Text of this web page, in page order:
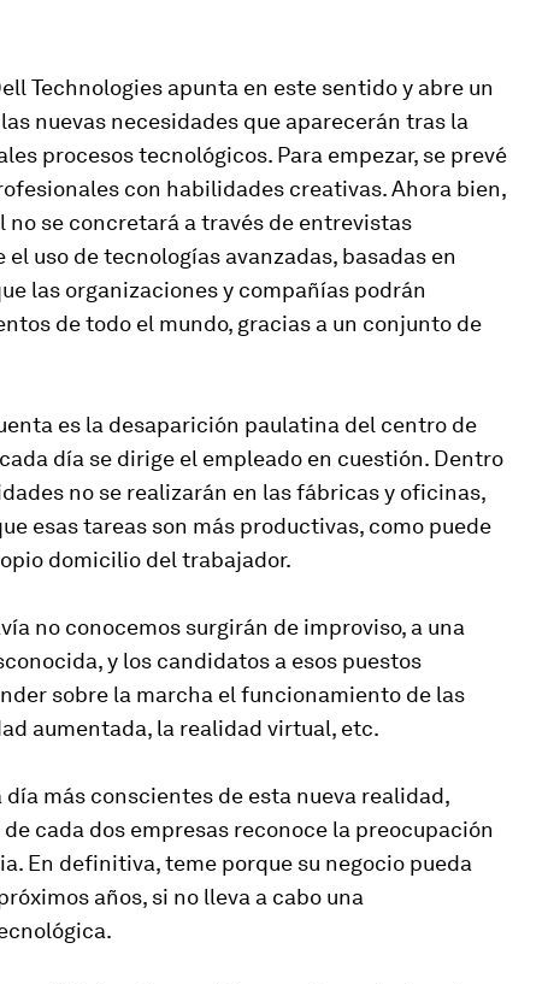
Technologies apunta en este sentido y abre un
nuevas necesidades que aparecerán tras la
procesos tecnológicos. Para empezar, se prevé
con habilidades creativas. Ahora bien,
se concretará a través de entrevistas
uso de tecnologías avanzadas, basadas en
las organizaciones y compañías podrán
de todo el mundo, gracias a un conjunto de
es la desaparición paulatina del centro de
día se dirige el empleado en cuestión. Dentro
no se realizarán en las fábricas y oficinas,
esas tareas son más productivas, como puede
domicilio del trabajador.
no conocemos surgirán de improviso, a una
y los candidatos a esos puestos
sobre la marcha el funcionamiento de las
aumentada, la realidad virtual, etc.
más conscientes de esta nueva realidad,
cada dos empresas reconoce la preocupación
En definitiva, teme porque su negocio pueda
años, si no lleva a cabo una